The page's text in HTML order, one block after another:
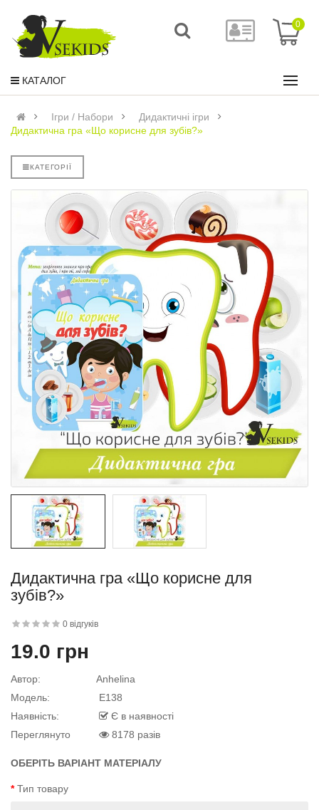
0
КАТАЛОГ
Ігри / Набори
Дидактичні ігри
Дидактична гра «Що корисне для зубів?»
дитини»..
матеріал
матеріал
КАТЕГОРІЇ
Дидактична гра «Що корисне для
зубів?»
0 відгуків
19.0 грн
Автор:
Anhelina
Модель:
E138
Наявність:
Є в наявності
Переглянуто
8178 разів
ОБЕРІТЬ ВАРІАНТ МАТЕРІАЛУ
Тип товару